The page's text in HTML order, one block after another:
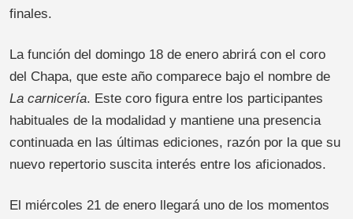
finales.
La función del domingo 18 de enero abrirá con el coro
del Chapa, que este año comparece bajo el nombre de
La carnicería. Este coro figura entre los participantes
habituales de la modalidad y mantiene una presencia
continuada en las últimas ediciones, razón por la que su
nuevo repertorio suscita interés entre los aficionados.
El miércoles 21 de enero llegará uno de los momentos